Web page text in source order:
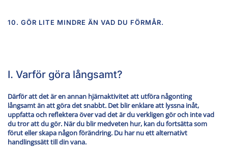
10. GÖR LITE MINDRE ÄN VAD DU FÖRMÅR.
I. Varför göra långsamt?
Därför att det är en annan hjärnaktivitet att utföra någonting
långsamt än att göra det snabbt. Det blir enklare att lyssna inåt,
uppfatta och reflektera över vad det är du verkligen gör och inte vad
du tror att du gör. När du blir medveten hur, kan du fortsätta som
förut eller skapa någon förändring. Du har nu ett alternativt
handlingssätt till din vana.